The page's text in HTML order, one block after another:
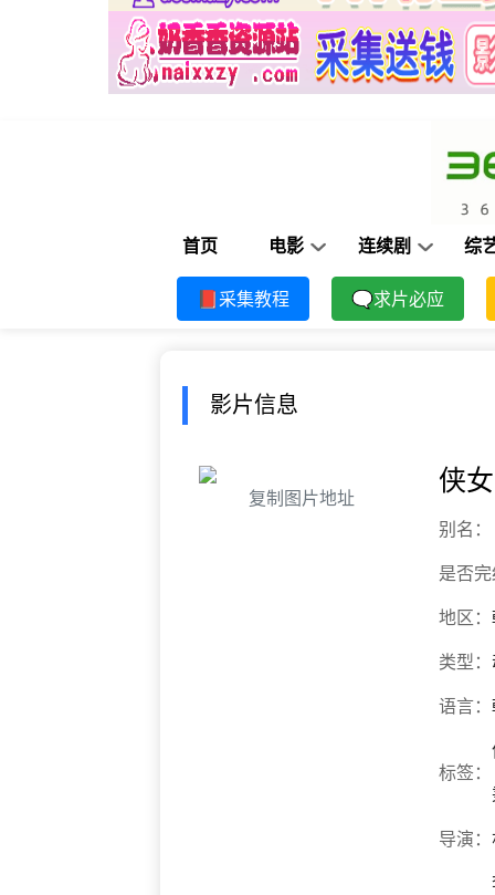
首页 电影 连续剧 综
📕采集教程 🗨求片必应
影片信息
复制图片地址
侠
别名：
是否
地区：
类型：
语言：
标签：
导演：